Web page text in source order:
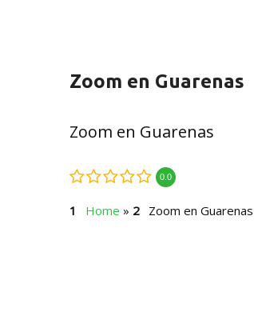
Zoom en Guarenas
Zoom en Guarenas
0.0
Home » Zoom en Guarenas